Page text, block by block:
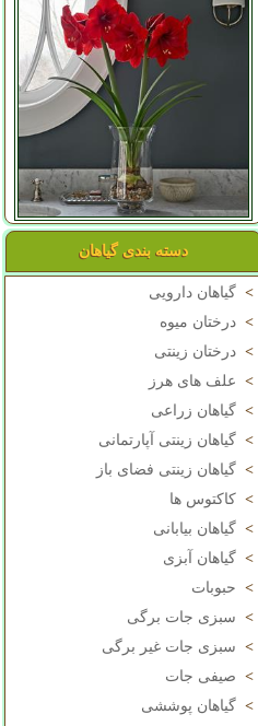
دسته بندی گیاهان
> گیاهان دارویی
> درختان میوه
> درختان زینتی
> علف های هرز
> گیاهان زراعی
> گیاهان زینتی آپارتمانی
> گیاهان زینتی فضای باز
> کاکتوس ها
> گیاهان بیابانی
> گیاهان آبزی
> حبوبات
> سبزی جات برگی
> سبزی جات غیر برگی
> صیفی جات
> گیاهان پوششی